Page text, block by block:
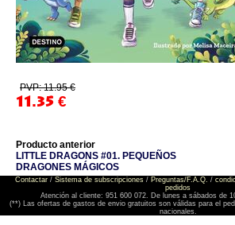
PVP: 11.95 €
11.35 €
Producto anterior
LITTLE DRAGONS #01. PEQUEÑOS
DRAGONES MÁGICOS
Contactar/ Sistema de subscripciones/ Preguntas/F.A.Q. /
pedidos
Atención al cliente: 951 600 072. De lunes a sábados de
(**) Las ofertas de gastos de envio gratuitos son válidas para el
nacionales.